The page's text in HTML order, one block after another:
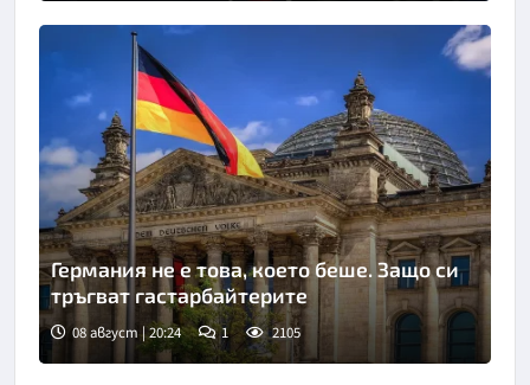
Германия не е това, което беше. Защо си
тръгват гастарбайтерите
08 август | 20:24 1 2105